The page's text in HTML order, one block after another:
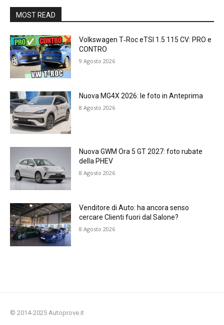
MOST READ
Volkswagen T‑Roc eTSI 1.5 115 CV: PRO e
CONTRO
9 Agosto 2026
Nuova MG4X 2026: le foto in Anteprima
8 Agosto 2026
Nuova GWM Ora 5 GT 2027: foto rubate
della PHEV
8 Agosto 2026
Venditore di Auto: ha ancora senso
cercare Clienti fuori dal Salone?
8 Agosto 2026
© 2014-2025 Autoprove.it